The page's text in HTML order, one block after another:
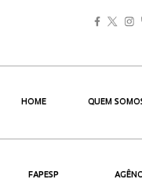
HOME QUEM
FAPESP